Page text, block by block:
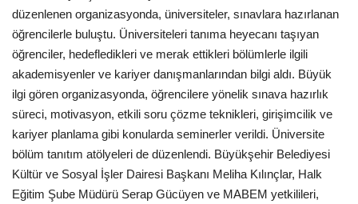
düzenlenen organizasyonda, üniversiteler, sınavlara hazırlanan
öğrencilerle buluştu. Üniversiteleri tanıma heyecanı taşıyan
öğrenciler, hedefledikleri ve merak ettikleri bölümlerle ilgili
akademisyenler ve kariyer danışmanlarından bilgi aldı. Büyük
ilgi gören organizasyonda, öğrencilere yönelik sınava hazırlık
süreci, motivasyon, etkili soru çözme teknikleri, girişimcilik ve
kariyer planlama gibi konularda seminerler verildi. Üniversite
bölüm tanıtım atölyeleri de düzenlendi. Büyükşehir Belediyesi
Kültür ve Sosyal İşler Dairesi Başkanı Meliha Kılınçlar, Halk
Eğitim Şube Müdürü Serap Gücüyen ve MABEM yetkilileri,